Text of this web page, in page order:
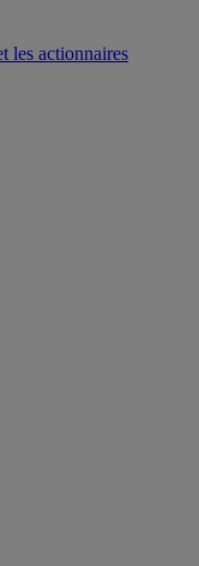
les actionnaires